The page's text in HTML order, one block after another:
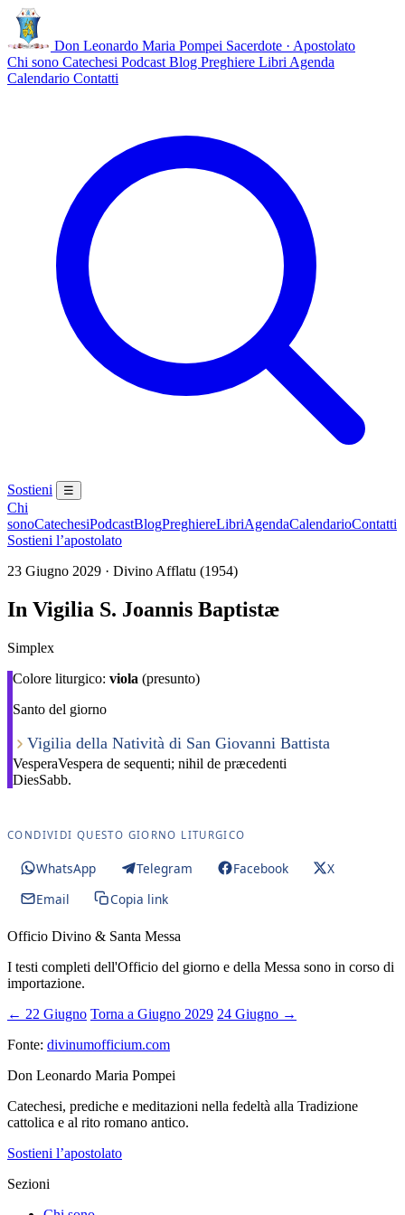
Don Leonardo Maria Pompei Sacerdote · Apostolato
Chi sono Catechesi Podcast Blog Preghiere Libri Agenda
Calendario Contatti
Sostieni ☰
Chi
sonoCatechesiPodcastBlogPreghiereLibriAgendaCalendarioContatti
Sostieni l’apostolato
23 Giugno 2029 · Divino Afflatu (1954)
In Vigilia S. Joannis Baptistæ
Simplex
Colore liturgico: viola (presunto)
Santo del giorno
Vigilia della Natività di San Giovanni Battista
VesperaVespera de sequenti; nihil de præcedenti
DiesSabb.
CONDIVIDI QUESTO GIORNO LITURGICO
WhatsApp Telegram Facebook
X
Email
Copia link
Officio Divino & Santa Messa
I testi completi dell'Officio del giorno e della Messa sono in corso di
importazione.
← 22 Giugno Torna a Giugno 2029 24 Giugno →
Fonte: divinumofficium.com
Don Leonardo Maria Pompei
Catechesi, prediche e meditazioni nella fedeltà alla Tradizione
cattolica e al rito romano antico.
Sostieni l’apostolato
Sezioni